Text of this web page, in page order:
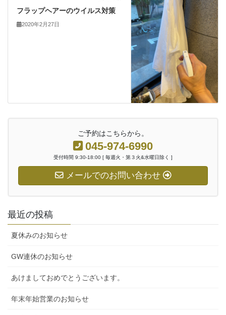
フラップヘアーのウイルス対策
2020年2月27日
ご予約はこちらから。
045-974-6990
受付時間 9:30-18:00 [ 毎週火・第３火&水曜日除く ]
メールでのお問い合わせ
最近の投稿
夏休みのお知らせ
GW連休のお知らせ
あけましておめでとうございます。
年末年始営業のお知らせ